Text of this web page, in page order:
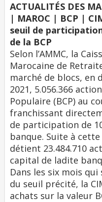
ACTUALITÉS DES
| MAROC | BCP |
seuil de
de la BCP
Selon l’AMMC, la
Marocaine de
marché de blocs, en
2021, 5.056.366
Populaire (BCP) au
franchissant
de participation de
banque. Suite à
détient 23.484.710
capital de ladite
Dans les six mois
du seuil précité, la
achats sur la valeur